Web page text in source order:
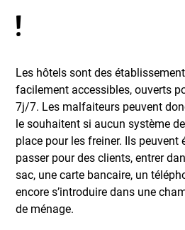
!
Les hôtels sont des
facilement accessibles, ouverts
7j/7. Les malfaiteurs peuvent
le souhaitent si aucun système
place pour les freiner. Ils peuvent
passer pour des clients, entrer
sac, une carte bancaire, un
encore s’introduire dans une
de ménage.